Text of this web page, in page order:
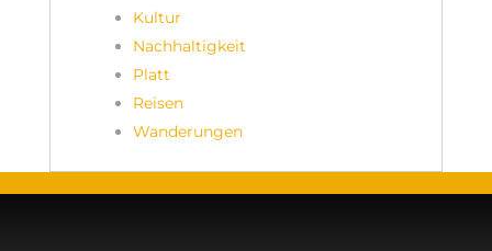
Kultur
Nachhaltigkeit
Platt
Reisen
Wanderungen